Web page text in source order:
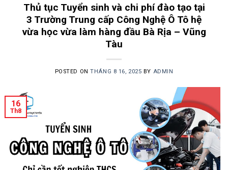
Thủ tục Tuyển sinh và chi phí đào tạo tại
3 Trường Trung cấp Công Nghệ Ô Tô hệ
vừa học vừa làm hàng đầu Bà Rịa – Vũng
Tàu
POSTED ONTHÁNG 8 16, 2025 BY ADMIN
16
Th8